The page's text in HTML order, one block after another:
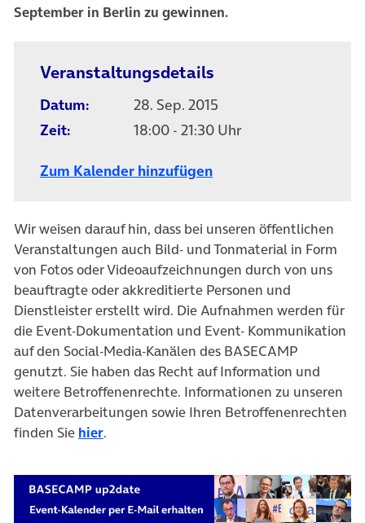
September in Berlin zu gewinnen.
Veranstaltungsdetails
Datum:
28. Sep. 2015
Zeit:
18:00 - 21:30 Uhr
Zum Kalender hinzufügen
Wir weisen darauf hin, dass bei unseren öffentlichen
Veranstaltungen auch Bild- und Tonmaterial in Form
von Fotos oder Videoaufzeichnungen durch von uns
beauftragte oder akkreditierte Personen und
Dienstleister erstellt wird. Die Aufnahmen werden für
die Event-Dokumentation und Event- Kommunikation
auf den Social-Media-Kanälen des BASECAMP
genutzt. Sie haben das Recht auf Information und
weitere Betroffenenrechte. Informationen zu unseren
Datenverarbeitungen sowie Ihren Betroffenenrechten
finden Sie hier.